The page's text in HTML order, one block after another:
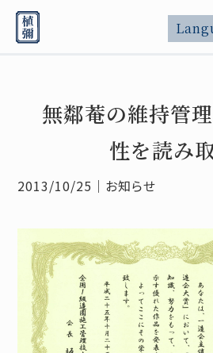
無鄰菴の維持管
性を読み
2013/10/25 ｜ お知らせ